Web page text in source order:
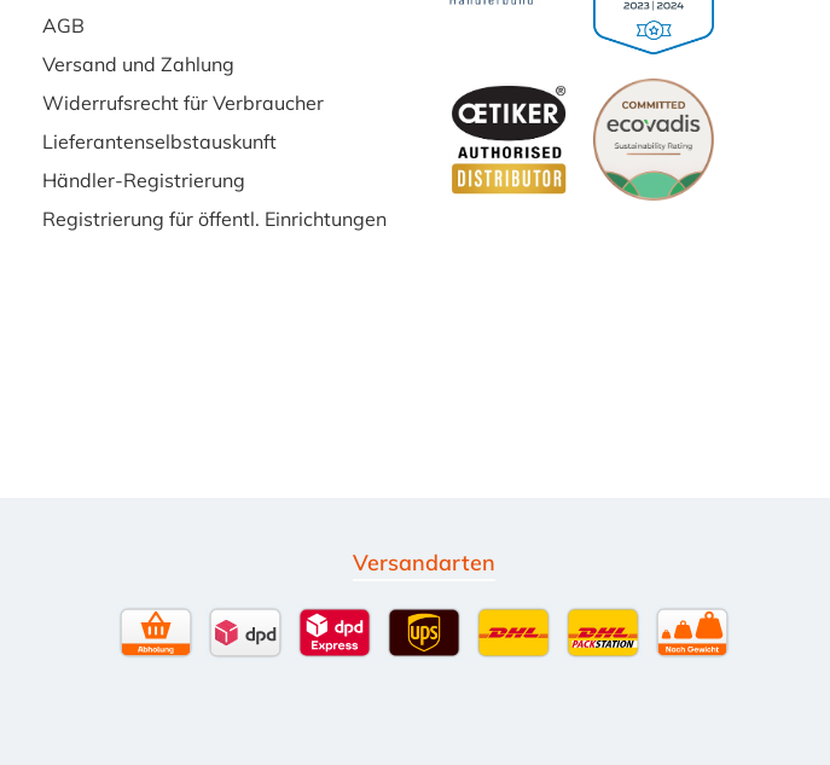
AGB
Versand und Zahlung
Widerrufsrecht für Verbraucher
Lieferantenselbstauskunft
Händler-Registrierung
Registrierung für öffentl. Einrichtungen
Versandarten